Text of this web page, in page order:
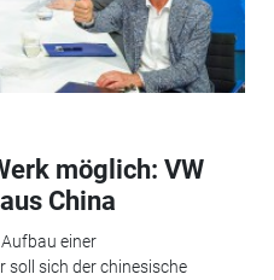
möglich: VW
China
einer
soll sich der chinesische